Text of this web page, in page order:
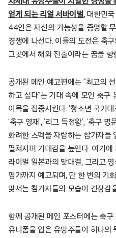
얻게 되는 리얼 서바이벌. 대한민
44인은 자신의 가능성을 증명할
경쟁에 나선다. 이들의 도전은 축
그곳에서 해외 진출이라는 꿈을
공개된 메인 예고편에는 “최고의
하고 싶다”는 기대 속에 모인 축구
이목을 집중시킨다. ‘청소년 국가대
‘축구 영재’, ‘리그 득점왕’, ‘축구 명
화려한 스펙을 자랑하는 참가자들
펼쳐지며 기대감을 높인다. 여기에
라이벌 일본과의 맞대결, 그리고
평가까지 예고되며, 단 한 번의 기
맞서는 참가자들의 모습이 긴장감
함께 공개된 메인 포스터에는 축
유니폼을 입은 유망주들이 하나의